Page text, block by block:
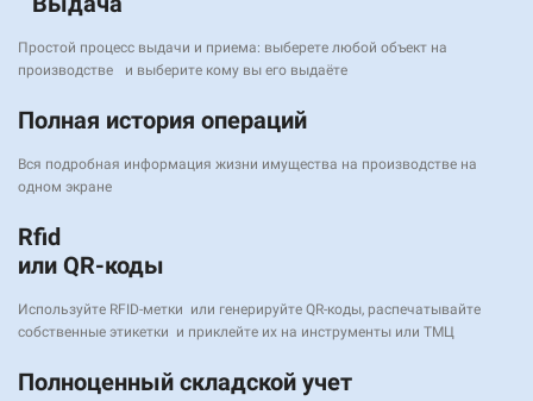
Простой процесс выдачи и приема: выберете любой объект на
производстве и выберите кому вы его выдаёте
Полная история операций
Вся подробная информация жизни имущества на производстве на
одном экране
Rfid
или QR-коды
Используйте RFID-метки или генерируйте QR-коды, распечатывайте
собственные этикетки и приклейте их на инструменты или ТМЦ
Полноценный складской учет